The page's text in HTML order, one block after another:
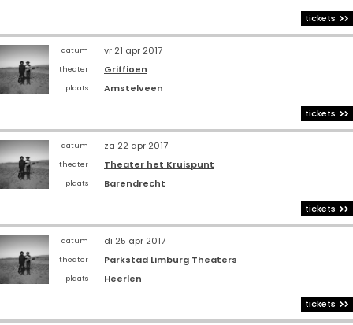
tickets
datum vr 21 apr 2017
theater Griffioen
plaats
Amstelveen
tickets
datum za 22 apr 2017
theater Theater het Kruispunt
plaats
Barendrecht
tickets
datum di 25 apr 2017
theater Parkstad Limburg Theaters
plaats
Heerlen
tickets